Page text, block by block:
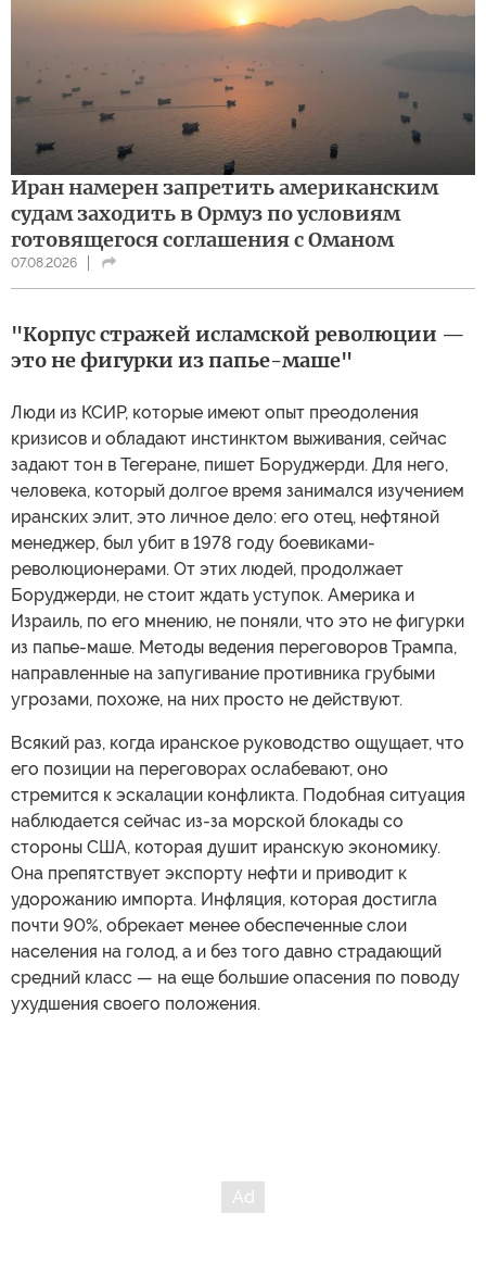
Иран намерен запретить американским
судам заходить в Ормуз по условиям
готовящегося соглашения с Оманом
07.08.2026
"Корпус стражей исламской революции —
это не фигурки из папье-маше"
Люди из КСИР, которые имеют опыт преодоления
кризисов и обладают инстинктом выживания, сейчас
задают тон в Тегеране, пишет Боруджерди. Для него,
человека, который долгое время занимался изучением
иранских элит, это личное дело: его отец, нефтяной
менеджер, был убит в 1978 году боевиками-
революционерами. От этих людей, продолжает
Боруджерди, не стоит ждать уступок. Америка и
Израиль, по его мнению, не поняли, что это не фигурки
из папье-маше. Методы ведения переговоров Трампа,
направленные на запугивание противника грубыми
угрозами, похоже, на них просто не действуют.
Всякий раз, когда иранское руководство ощущает, что
его позиции на переговорах ослабевают, оно
стремится к эскалации конфликта. Подобная ситуация
наблюдается сейчас из-за морской блокады со
стороны США, которая душит иранскую экономику.
Она препятствует экспорту нефти и приводит к
удорожанию импорта. Инфляция, которая достигла
почти 90%, обрекает менее обеспеченные слои
населения на голод, а и без того давно страдающий
средний класс — на еще большие опасения по поводу
ухудшения своего положения.